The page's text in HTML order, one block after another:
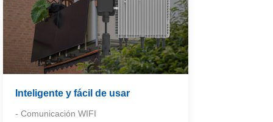
Inteligente y fácil de usar
- Comunicación WIFI